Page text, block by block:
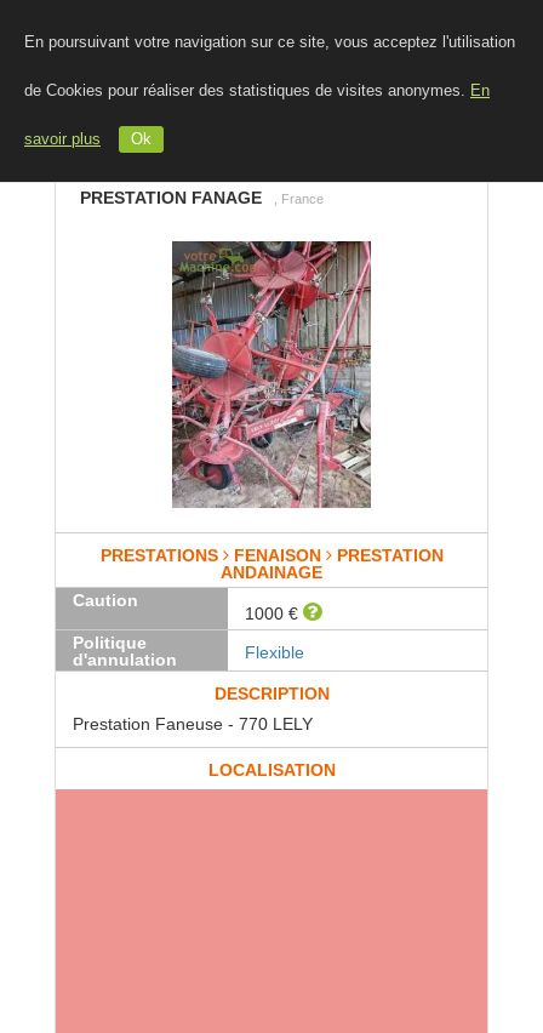
En poursuivant votre navigation sur ce site, vous acceptez l'utilisation
de Cookies pour réaliser des statistiques de visites anonymes. En
savoir plus Ok
PRESTATION FANAGE , France
PRESTATIONS FENAISON PRESTATION
ANDAINAGE
Caution
1000 €
Politique
d'annulation
Flexible
DESCRIPTION
Prestation Faneuse - 770 LELY
LOCALISATION